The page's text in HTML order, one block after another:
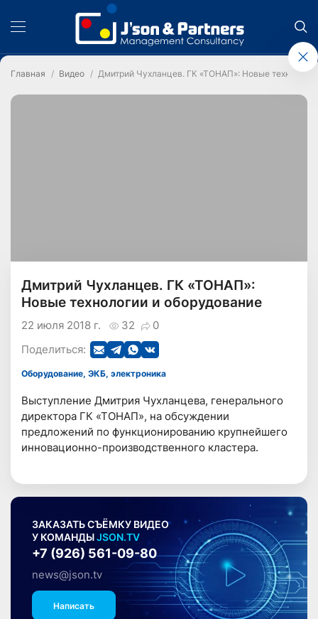
Главная Видео Дмитрий Чухланцев. ГК «ТОНАП»: Новые
Дмитрий Чухланцев. ГК «ТОНАП»:
Новые технологии и оборудование
32 0
22 июля 2018 г.
Поделиться:
Оборудование, ЭКБ, электроника
Выступление Дмитрия Чухланцева, генерального
директора ГК «ТОНАП», на обсуждении
предложений по функционированию крупнейшего
инновационно-производственного кластера.
ЗАКАЗАТЬ СЪЁМКУ ВИДЕО
У КОМАНДЫJSON.TV
+7 (926) 561-09-80
news@json.tv
Написать